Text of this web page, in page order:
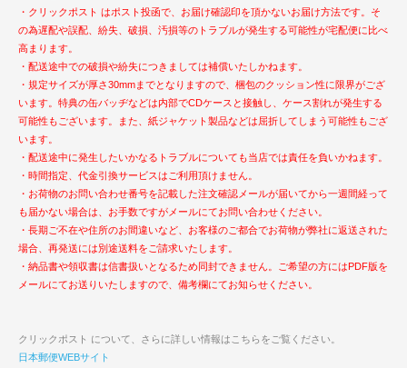
・クリックポスト はポスト投函で、お届け確認印を頂かないお届け方法です。そ
の為遅配や誤配、紛失、破損、汚損等のトラブルが発生する可能性が宅配便に比べ
高まります。
・配送途中での破損や紛失につきましては補償いたしかねます。
・規定サイズが厚さ30mmまでとなりますので、梱包のクッション性に限界がござ
います。特典の缶バッヂなどは内部でCDケースと接触し、ケース割れが発生する
可能性もございます。また、紙ジャケット製品などは屈折してしまう可能性もござ
います。
・配送途中に発生したいかなるトラブルについても当店では責任を負いかねます。
・時間指定、代金引換サービスはご利用頂けません。
・お荷物のお問い合わせ番号を記載した注文確認メールが届いてから一週間経って
も届かない場合は、お手数ですがメールにてお問い合わせください。
・長期ご不在や住所のお間違いなど、お客様のご都合でお荷物が弊社に返送された
場合、再発送には別途送料をご請求いたします。
・納品書や領収書は信書扱いとなるため同封できません。ご希望の方にはPDF版を
メールにてお送りいたしますので、備考欄にてお知らせください。
クリックポスト について、さらに詳しい情報はこちらをご覧ください。
日本郵便WEBサイト